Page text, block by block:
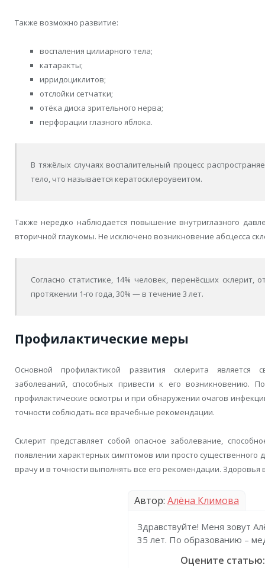
Также возможно развитие:
воспаления цилиарного тела;
катаракты;
ирридоциклитов;
отслойки сетчатки;
отёка диска зрительного нерва;
перфорации глазного яблока.
В тяжёлых случаях воспалительный процесс
тело, что называется кератосклероувеитом.
Также нередко наблюдается повышение внутриглазного
вторичной глаукомы. Не исключено возникновение абсцесса
Согласно статистике, 14% человек, перенёсших
протяжении 1-го года, 30% — в течение 3 лет.
Профилактические меры
Основной профилактикой развития склерита является
заболеваний, способных привести к его возникновению.
профилактические осмотры и при обнаружении очагов
точности соблюдать все врачебные рекомендации.
Склерит представляет собой опасное заболевание,
появлении характерных симптомов или просто существенного
врачу и в точности выполнять все его рекомендации.
Автор: Алёна Климова
Здравствуйте! Меня зовут
35 лет. По образованию –
Оцените статью: